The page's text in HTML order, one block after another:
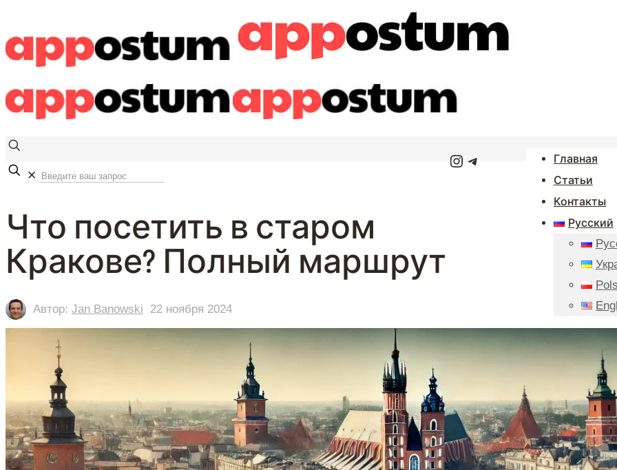
Главная
Статьи
Контакты
Русский
Instagram
Telegram
✕
Что посетить в старом
Кракове? Полный маршрут
Автор: Jan Banowski 22 ноября 2024